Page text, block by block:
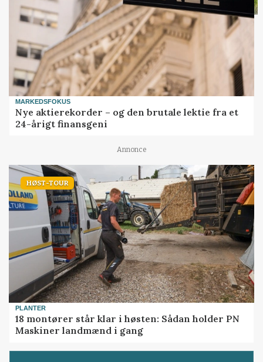
MARKEDSFOKUS
Nye aktierekorder – og den brutale lektie fra et
24-årigt finansgeni
Annonce
HØST-TOUR
PLANTER
18 montører står klar i høsten: Sådan holder PN
Maskiner landmænd i gang